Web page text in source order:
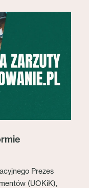
Prezes
(UOKiK),